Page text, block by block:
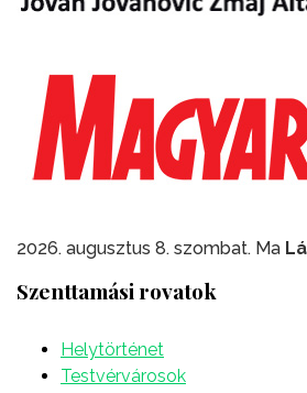
2026. augusztus 8. szombat. Ma
Szenttamási rovatok
Helytörténet
Testvérvárosok